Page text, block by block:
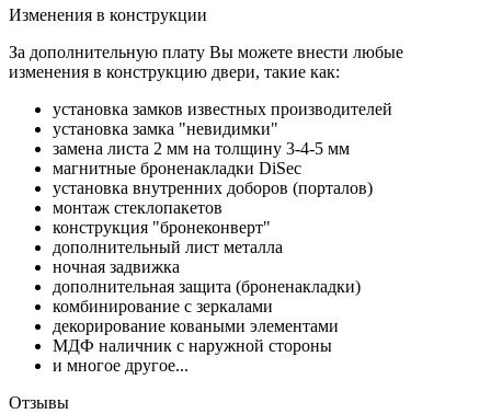
Изменения в конструкции
За дополнительную плату Вы можете внести любые
изменения в конструкцию двери, такие как:
установка замков известных производителей
установка замка "невидимки"
замена листа 2 мм на толщину 3-4-5 мм
магнитные броненакладки DiSec
установка внутренних доборов (порталов)
монтаж стеклопакетов
конструкция "бронеконверт"
дополнительный лист металла
ночная задвижка
дополнительная защита (броненакладки)
комбинирование с зеркалами
декорирование коваными элементами
МДФ наличник с наружной стороны
и многое другое...
Отзывы